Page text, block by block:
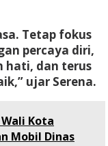
Tetap fokus
percaya diri,
hati, dan terus
ujar Serena.
Kota
Mobil Dinas